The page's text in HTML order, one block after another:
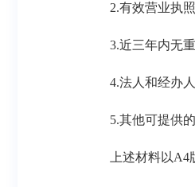
2.有效营业执
3.近三年内无
4.法人和经办
5.其他可提供
上述材料以